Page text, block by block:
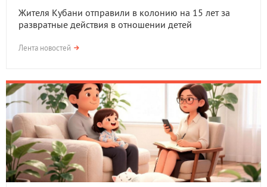
Жителя Кубани отправили в колонию на 15 лет за
развратные действия в отношении детей
Лента новостей